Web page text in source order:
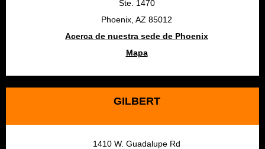
Ste. 1470
Phoenix, AZ 85012
Acerca de nuestra sede de Phoenix
Mapa
GILBERT
1410 W. Guadalupe Rd